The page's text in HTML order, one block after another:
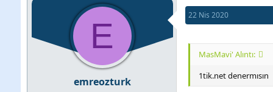
E
emreozturk
22 Nis 2020
MasMavi' Alıntı:
1tik.net denermısın